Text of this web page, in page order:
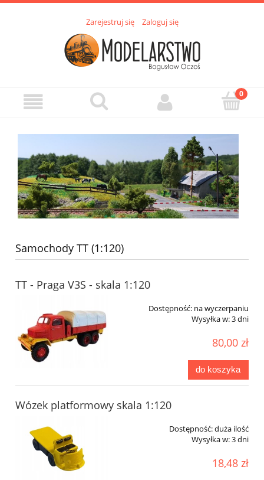
Zarejestruj się Zaloguj się
Samochody TT (1:120)
TT - Praga V3S - skala 1:120
Dostępność: na wyczerpaniu
Wysyłka w:3 dni
80,00 zł
do koszyka
Wózek platformowy skala 1:120
Dostępność:duża ilość
Wysyłka w:3 dni
18,48 zł